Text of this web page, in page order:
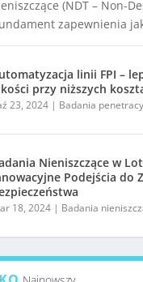
(NDT – Non-
zapewnienia
linii FPI –
przy niższych
23, 2024 | Badania
Nieniszczące w
Podejścia do
18, 2024 | Badania